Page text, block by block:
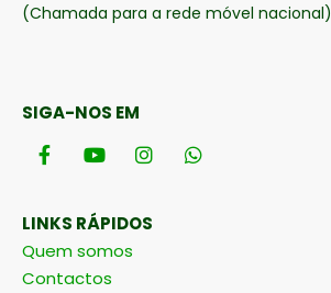
(Chamada para a rede móvel nacional)
SIGA-NOS EM
LINKS RÁPIDOS
Quem somos
Contactos